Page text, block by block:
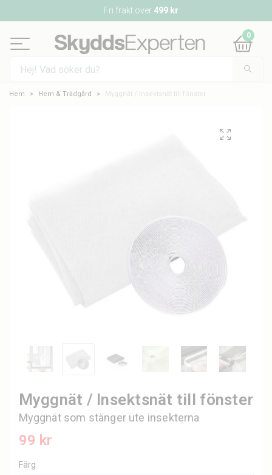
Fri frakt över 499 kr
0
Hem Hem & Trädgård Myggnät / Insektsnät till fönster
Myggnät / Insektsnät till fönster
Myggnät som stänger ute insekterna
99 kr
Färg